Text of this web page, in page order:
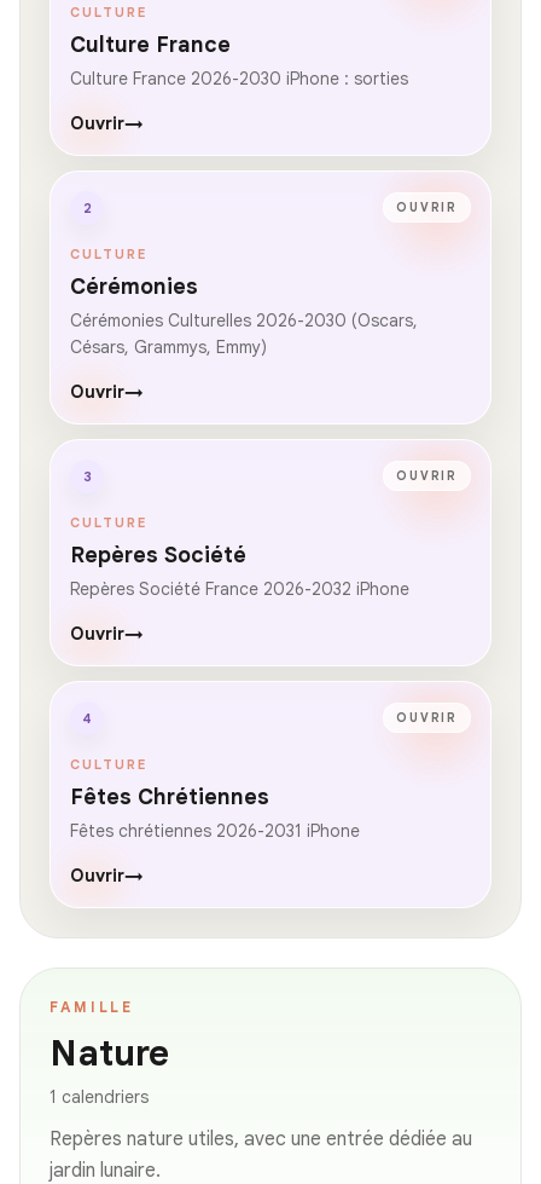
CULTURE
Culture France
Culture France 2026-2030 iPhone : sorties
Ouvrir→
2 OUVRIR
CULTURE
Cérémonies
Cérémonies Culturelles 2026-2030 (Oscars,
Césars, Grammys, Emmy)
Ouvrir→
3 OUVRIR
CULTURE
Repères Société
Repères Société France 2026-2032 iPhone
Ouvrir→
4 OUVRIR
CULTURE
Fêtes Chrétiennes
Fêtes chrétiennes 2026-2031 iPhone
Ouvrir→
FAMILLE
Nature
1 calendriers
Repères nature utiles, avec une entrée dédiée au
jardin lunaire.